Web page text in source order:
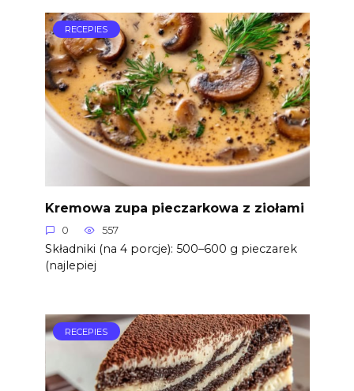
RECEPIES
Kremowa zupa pieczarkowa z ziołami
0 557
Składniki (na 4 porcje): 500–600 g pieczarek
(najlepiej
RECEPIES